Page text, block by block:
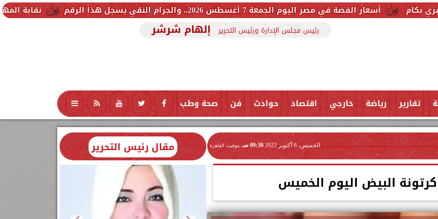
نقابة المهندسين تشكل الفضة في مصر اليوم الجمعة 7 أغسطس 2026.. والجرام النقي يسجل هذا الرقم
رئيس مجلس الإدارة ورئيس التحرير إلهام شرشر
تقارير رياضة خارجي اقتصاد حوادث فن صحة وطب تكنولوجيا منوعات محافظات
الخميس، 6 أكتوبر 2022 09:30 صـ بتوقيت القاهرة
البيض اليوم الخميس
مقال رئيس التحرير